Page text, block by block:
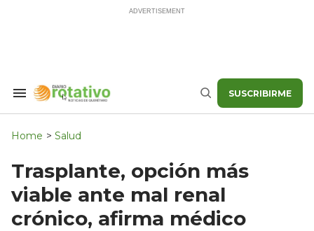
Search
Navigation
Buscar SUSCRIBIRME
Home > Salud
Trasplante, opción más
viable ante mal renal
crónico, afirma médico